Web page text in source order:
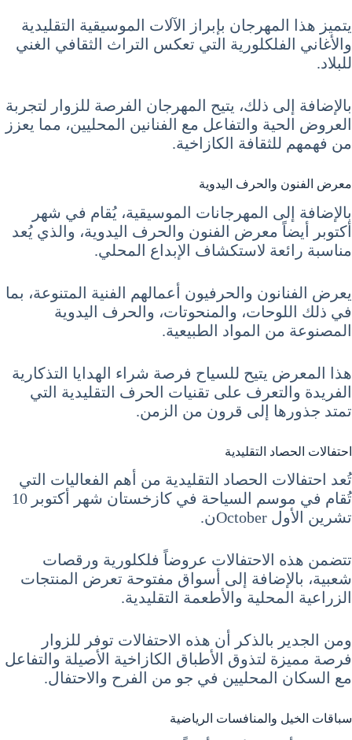
يتميز هذا المهرجان بإبراز الآلات الموسيقية التقليدية
والأغاني الفلكلورية التي تعكس التراث الثقافي الغني
للبلاد.
بالإضافة إلى ذلك، يتيح المهرجان الفرصة للزوار لتجربة
العروض الحية والتفاعل مع الفنانين المحليين، مما يعزز
من فهمهم للثقافة الكازاخية.
معرض الفنون والحرف اليدوية
بالإضافة إلى المهرجانات الموسيقية، يُقام في شهر
أكتوبر أيضاً معرض الفنون والحرف اليدوية، والذي يُعد
مناسبة رائعة لاستكشاف الإبداع المحلي.
يعرض الفنانون والحرفيون أعمالهم الفنية المتنوعة، بما
في ذلك اللوحات، والمنحوتات، والحرف اليدوية
المصنوعة من المواد الطبيعية.
هذا المعرض يتيح للسياح فرصة شراء الهدايا التذكارية
الفريدة والتعرف على تقنيات الحرف التقليدية التي
تمتد جذورها إلى قرون من الزمن.
احتفالات الحصاد التقليدية
تُعد احتفالات الحصاد التقليدية من أهم الفعاليات التي
تُقام في موسم السياحة في كازخستان شهر أكتوبر 10
تشرين الأول Octoberن.
تتضمن هذه الاحتفالات عروضاً فلكلورية ورقصات
شعبية، بالإضافة إلى أسواق مفتوحة تعرض المنتجات
الزراعية المحلية والأطعمة التقليدية.
ومن الجدير بالذكر أن هذه الاحتفالات توفر للزوار
فرصة مميزة لتذوق الأطباق الكازاخية الأصيلة والتفاعل
مع السكان المحليين في جو من الفرح والاحتفال.
سباقات الخيل والمنافسات الرياضية